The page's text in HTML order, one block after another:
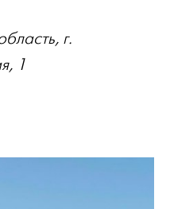
г.
1